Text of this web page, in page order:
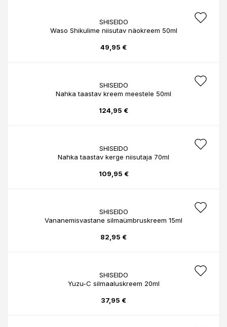
SHISEIDO
Waso Shikulime niisutav näokreem 50ml
49,95 €
SHISEIDO
Nahka taastav kreem meestele 50ml
124,95 €
SHISEIDO
Nahka taastav kerge niisutaja 70ml
109,95 €
SHISEIDO
Vananemisvastane silmaümbruskreem 15ml
82,95 €
SHISEIDO
Yuzu-C silmaaluskreem 20ml
37,95 €